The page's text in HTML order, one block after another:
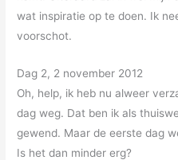
wat inspiratie op te doen. Ik
voorschot.
Dag 2, 2 november 2012
Oh, help, ik heb nu alweer
dag weg. Dat ben ik als
gewend. Maar de eerste dag
Is het dan minder erg?